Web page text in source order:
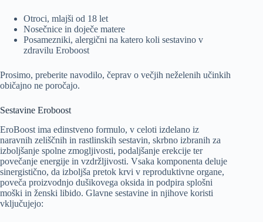
Otroci, mlajši od 18 let
Nosečnice in doječe matere
Posamezniki, alergični na katero koli sestavino v
zdravilu Eroboost
Prosimo, preberite navodilo, čeprav o večjih neželenih učinkih
običajno ne poročajo.
Sestavine Eroboost
EroBoost ima edinstveno formulo, v celoti izdelano iz
naravnih zeliščnih in rastlinskih sestavin, skrbno izbranih za
izboljšanje spolne zmogljivosti, podaljšanje erekcije ter
povečanje energije in vzdržljivosti. Vsaka komponenta deluje
sinergistično, da izboljša pretok krvi v reproduktivne organe,
poveča proizvodnjo dušikovega oksida in podpira splošni
moški in ženski libido. Glavne sestavine in njihove koristi
vključujejo: